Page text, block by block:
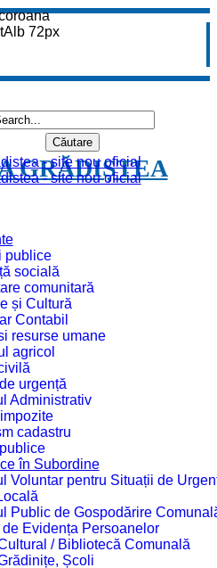
GRĂDIȘTEA
publice
socială
comunitară
și Cultură
Contabil
resurse umane
agricol
urgență
Administrativ
cadastru
în Subordine
Voluntar pentru Situații de
Public de Gospodărire
Evidența Persoanelor
/ Bibliotecă Comunală
Școli